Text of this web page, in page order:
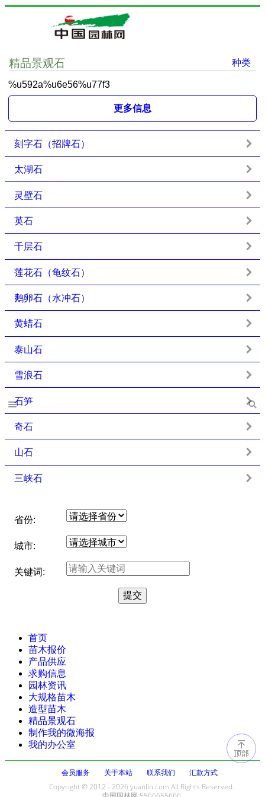
精品景观石 种类
%u592a%u6e56%u77f3
更多信息
刻字石（招牌石）
太湖石
灵壁石
英石
千层石
莲花石（龟纹石）
鹅卵石（水冲石）
黄蜡石
泰山石
雪浪石
石笋
奇石
山石
三峡石
省份:
城市:
关键词:
首页
苗木报价
产品供应
求购信息
园林资讯
大规格苗木
造型苗木
精品景观石
制作我的微海报
我的办公室
会员服务 关于本站 联系我们
汇款方式
Copyright © 2012 - 2026 yuanlin.com All Rights Reserved.